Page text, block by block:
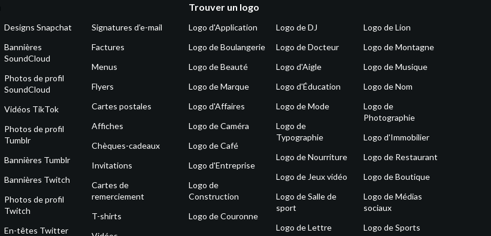
Designs Snapchat
Bannières
SoundCloud
Photos de profil
SoundCloud
Vidéos TikTok
Photos de profil
Tumblr
Bannières Tumblr
Bannières Twitch
Photos de profil
Twitch
En-têtes Twitter
Signatures d’e-mail
Factures
Menus
Flyers
Cartes postales
Affiches
Chèques-cadeaux
Invitations
Cartes de
remerciement
T-shirts
Trouver un logo
Logo d'Application
Logo de Boulangerie
Logo de Beauté
Logo de Marque
Logo d'Affaires
Logo de Caméra
Logo de Café
Logo d'Entreprise
Logo de
Construction
Logo de Couronne
Logo de DJ
Logo de Docteur
Logo d'Aigle
Logo d'Éducation
Logo de Mode
Logo de
Typographie
Logo de Nourriture
Logo de Jeux vidéo
Logo de Salle de
sport
Logo de Lettre
Logo de Lion
Logo de Montagne
Logo de Musique
Logo de Nom
Logo de
Photographie
Logo d'Immobilier
Logo de Restaurant
Logo de Boutique
Logo de Médias
sociaux
Logo de Sports